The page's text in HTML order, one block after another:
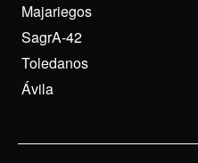
Majariegos
SagrA-42
Toledanos
Ávila